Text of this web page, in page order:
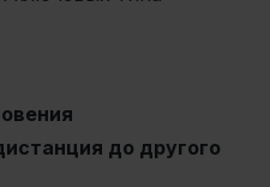
до другого